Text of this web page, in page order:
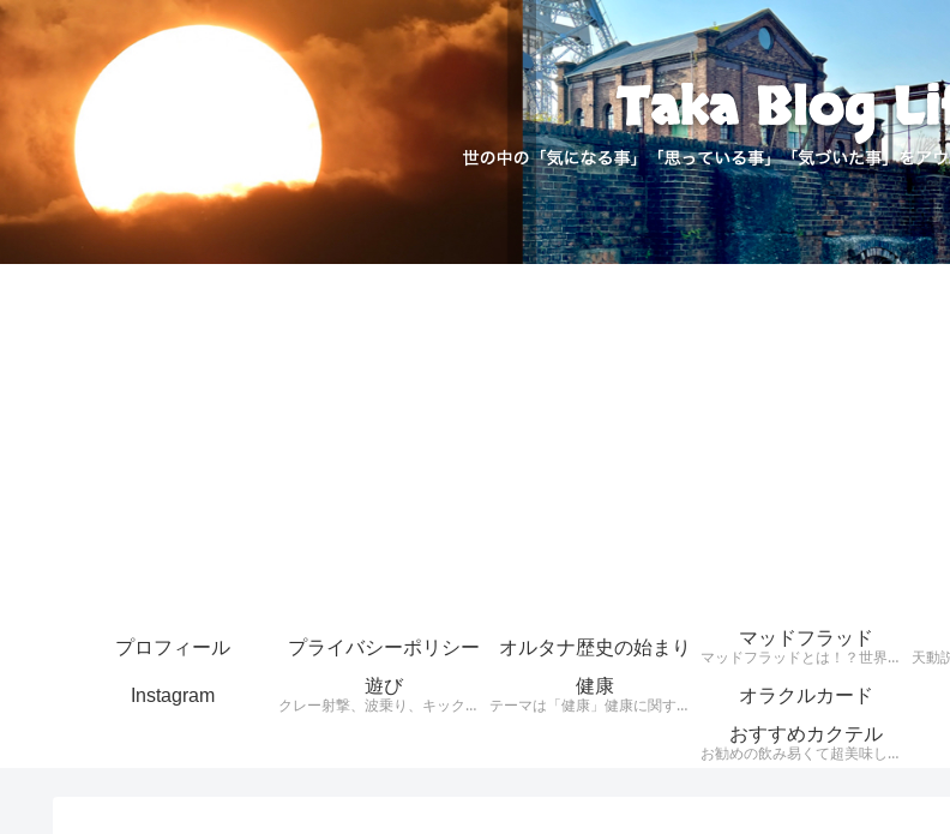
プロフィール プライバシーポリシー オルタナ歴史の始まり
マッドフラッド
マッドフラッドとは！？世界中の建物が埋まっていて、その建物の様式が世界同一（レトロ建築レンガ建築など）だという事実がある・・・それがMudfloodです。それらレンガ建築レトロ建築はここ日本にもたくさん現存している。 200年ほど前に世界がグレートリセットされ、歴史が書き換えられ現在に至るとうい興味深い説。
Instagram
遊び
クレー射撃、波乗り、キックボード、スケートボードなど思ったことをアウトプットします。
健康
テーマは「健康」健康に関する様々なジャンルのお話を、わかりやすくお話します。自分が好きな事、興味のある事をアウトプットするブログです。
オラクルカード
おすすめカクテル
お勧めの飲み易くて超美味しいカクテルをご紹介。騙されたつもりで飲んでほしいカクテルをシンプルにお伝えします。